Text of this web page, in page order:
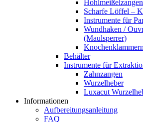
Hohlmeißelzangen
Scharfe Löffel –
Instrumente für
Wundhaken /
(Maulsperrer)
Behälter
Instrumente für
Zahnzangen
Wurzelheber
Luxacut
Informationen
Aufbereitungsanleitung
FAQ